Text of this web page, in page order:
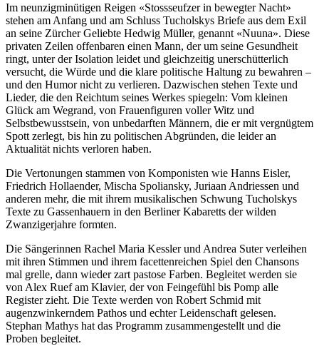
Im neunzigminütigen Reigen «Stossseufzer in bewegter Nacht»
stehen am Anfang und am Schluss Tucholskys Briefe aus dem Exil
an seine Zürcher Geliebte Hedwig Müller, genannt «Nuuna». Diese
privaten Zeilen offenbaren einen Mann, der um seine Gesundheit
ringt, unter der Isolation leidet und gleichzeitig unerschütterlich
versucht, die Würde und die klare politische Haltung zu bewahren –
und den Humor nicht zu verlieren. Dazwischen stehen Texte und
Lieder, die den Reichtum seines Werkes spiegeln: Vom kleinen
Glück am Wegrand, von Frauenfiguren voller Witz und
Selbstbewusstsein, von unbedarften Männern, die er mit vergnügtem
Spott zerlegt, bis hin zu politischen Abgründen, die leider an
Aktualität nichts verloren haben.
Die Vertonungen stammen von Komponisten wie Hanns Eisler,
Friedrich Hollaender, Mischa Spoliansky, Juriaan Andriessen und
anderen mehr, die mit ihrem musikalischen Schwung Tucholskys
Texte zu Gassenhauern in den Berliner Kabaretts der wilden
Zwanzigerjahre formten.
Die Sängerinnen Rachel Maria Kessler und Andrea Suter verleihen
mit ihren Stimmen und ihrem facettenreichen Spiel den Chansons
mal grelle, dann wieder zart pastose Farben. Begleitet werden sie
von Alex Ruef am Klavier, der von Feingefühl bis Pomp alle
Register zieht. Die Texte werden von Robert Schmid mit
augenzwinkerndem Pathos und echter Leidenschaft gelesen.
Stephan Mathys hat das Programm zusammengestellt und die
Proben begleitet.